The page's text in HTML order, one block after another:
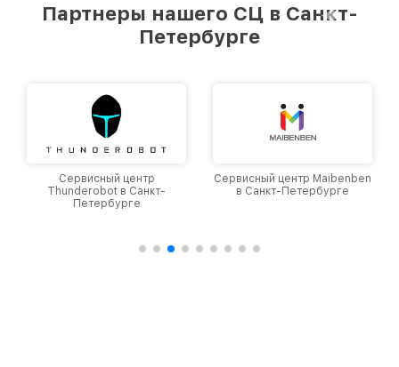
Партнеры нашего СЦ в Санкт-
Петербурге
Сервисный центр
Thunderobot в Санкт-
Петербурге
Сервисный центр Maibenben
в Санкт-Петербурге